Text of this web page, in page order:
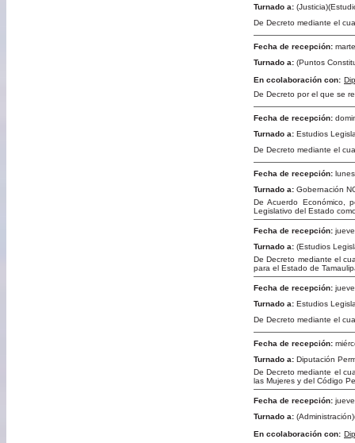
Turnado a:
De Decreto mediante el
Fecha de recepción:
Turnado a: (Puntos
En ccolaboración con:
De Decreto por el que se
Fecha de recepción:
Turnado a: Estudios
De Decreto mediante el
Fecha de recepción:
Turnado a: Gobernación
De Acuerdo Económico,
Legislativo del Estado
Fecha de recepción:
Turnado a: (Estudios
De Decreto mediante el
para el Estado de
Fecha de recepción:
Turnado a: Estudios
De Decreto mediante el
Fecha de recepción:
Turnado a: Diputación
De Decreto mediante el
las Mujeres y del Código
Fecha de recepción:
Turnado a:
En ccolaboración con: